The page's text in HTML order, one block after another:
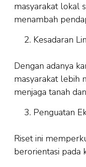
masyarakat lokal
menambah
Kesadaran
Dengan adanya
masyarakat lebih
menjaga tanah
Penguatan
Riset ini
berorientasi pada